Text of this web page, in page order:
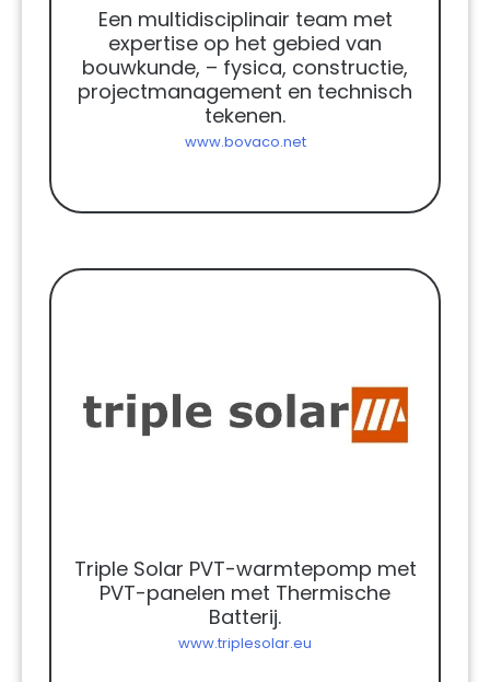
Een multidisciplinair team met
expertise op het gebied van
bouwkunde, – fysica, constructie,
projectmanagement en technisch
tekenen.
www.bovaco.net
Triple Solar PVT-warmtepomp met
PVT-panelen met Thermische
Batterij.
www.triplesolar.eu